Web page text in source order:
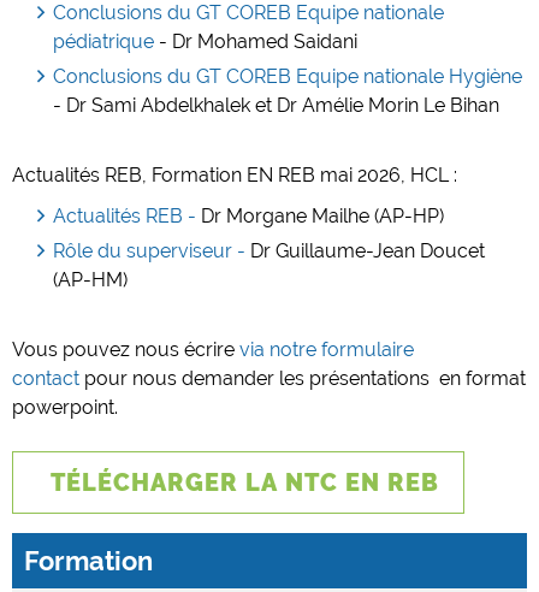
Conclusions du GT COREB Equipe nationale
pédiatrique - Dr Mohamed Saidani
Conclusions du GT COREB Equipe nationale Hygiène
- Dr Sami Abdelkhalek et Dr Amélie Morin Le Bihan
Actualités REB, Formation EN REB mai 2026, HCL :
Actualités REB - Dr Morgane Mailhe (AP-HP)
Rôle du superviseur - Dr Guillaume-Jean Doucet
(AP-HM)
Vous pouvez nous écrire via notre formulaire
contact pour nous demander les présentations en format
powerpoint.
TÉLÉCHARGER LA NTC EN REB
Formation